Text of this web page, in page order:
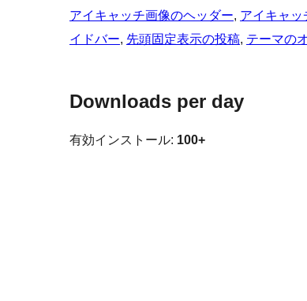
アイキャッチ画像のヘッダー, アイキャッ
イドバー, 先頭固定表示の投稿, テーマの
Downloads per day
有効インストール: 100+